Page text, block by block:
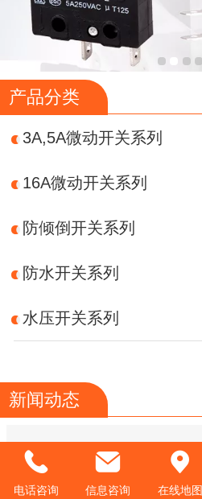
产品分类
3A,5A微动开关系列
16A微动开关系列
防倾倒开关系列
防水开关系列
水压开关系列
新闻动态
电话咨询 信息咨询 在线地图